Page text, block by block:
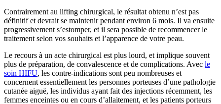
Contrairement au lifting chirurgical, le résultat obtenu n’est pas
définitif et devrait se maintenir pendant environ 6 mois. Il va ensuite
progressivement s’estomper, et il sera possible de recommencer le
traitement selon vos souhaits et l’apparence de votre peau.
Le recours à un acte chirurgical est plus lourd, et implique souvent
plus de préparation, de convalescence et de complications. Avec le
soin HIFU, les contre-indications sont peu nombreuses et
concernent essentiellement les personnes porteuses d’une pathologie
cutanée aiguë, les individus ayant fait des injections récemment, les
femmes enceintes ou en cours d’allaitement, et les patients porteurs